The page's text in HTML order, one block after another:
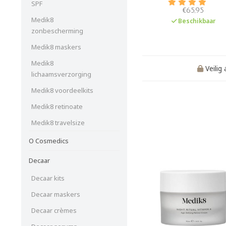
SPF
Medik8
zonbescherming
Medik8 maskers
Medik8
lichaamsverzorging
Medik8 voordeelkits
Medik8 retinoate
Medik8 travelsize
O Cosmedics
Decaar
Decaar kits
Decaar maskers
Decaar crèmes
zorgt ervoor dat de huid
wordt gehydrateerd,
talgproductie wordt
€65,95
Beschikbaar
Veilig